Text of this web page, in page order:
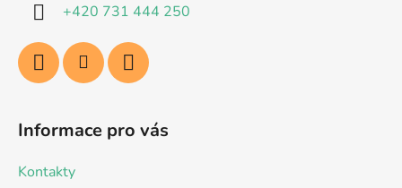
+420 731 444 250
Informace pro vás
Kontakty